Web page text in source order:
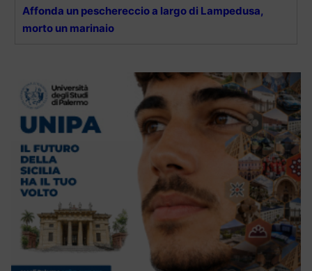
Affonda un peschereccio a largo di Lampedusa,
morto un marinaio